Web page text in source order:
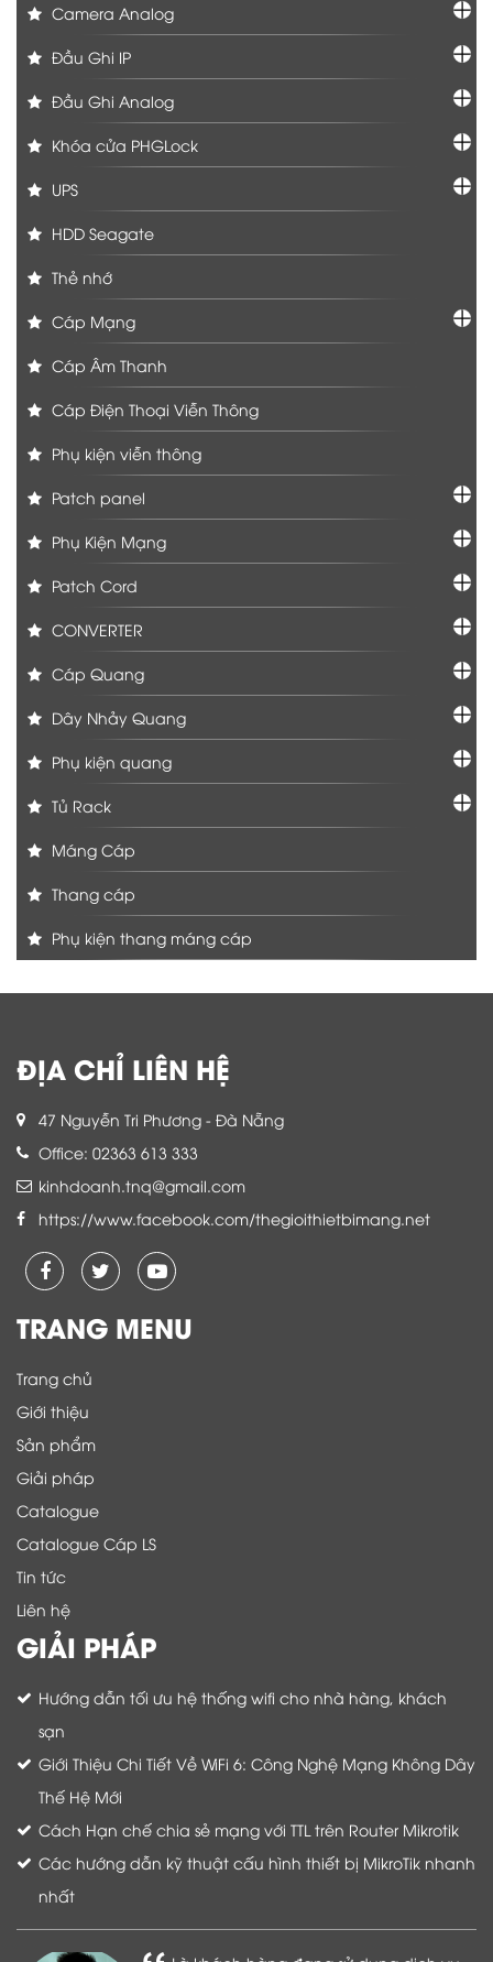
Camera Analog
Đầu Ghi IP
Đầu Ghi Analog
Khóa cửa PHGLock
UPS
HDD Seagate
Thẻ nhớ
Cáp Mạng
Cáp Âm Thanh
Cáp Điện Thoại Viễn Thông
Phụ kiện viễn thông
Patch panel
Phụ Kiện Mạng
Patch Cord
CONVERTER
Cáp Quang
Dây Nhảy Quang
Phụ kiện quang
Tủ Rack
Máng Cáp
Thang cáp
Phụ kiện thang máng cáp
ĐỊA CHỈ LIÊN HỆ
47 Nguyễn Tri Phương - Đà Nẵng
Office: 02363 613 333
kinhdoanh.tnq@gmail.com
https://www.facebook.com/thegioithietbimang.net
TRANG MENU
Trang chủ
Giới thiệu
Sản phẩm
Giải pháp
Catalogue
Catalogue Cáp LS
Tin tức
Liên hệ
GIẢI PHÁP
Hướng dẫn tối ưu hệ thống wifi cho nhà hàng, khách
sạn
Giới Thiệu Chi Tiết Về WiFi 6: Công Nghệ Mạng Không Dây
Thế Hệ Mới
Cách Hạn chế chia sẻ mạng với TTL trên Router Mikrotik
Các hướng dẫn kỹ thuật cấu hình thiết bị MikroTik nhanh
nhất